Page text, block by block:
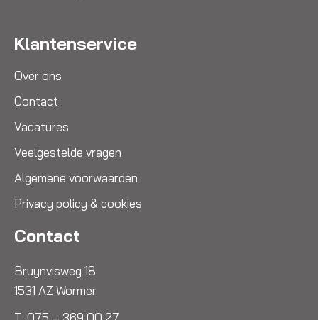
Klantenservice
Over ons
Contact
Vacatures
Veelgestelde vragen
Algemene voorwaarden
Privacy policy & cookies
Contact
Bruynvisweg 18
1531 AZ Wormer